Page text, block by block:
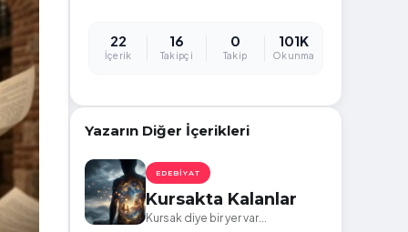
22
İçerik
16
Takipçi
0
Takip
101K
Okunma
Yazarın Diğer İçerikleri
EDEBIYAT
Kursakta Kalanlar
Kursak diye bir yer var...